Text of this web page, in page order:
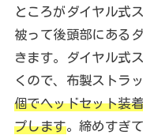
ところがダイヤル式
被って後頭部にある
きます。ダイヤル式
くので、布製ストラ
個でヘッドセット装
プします。締めすぎ